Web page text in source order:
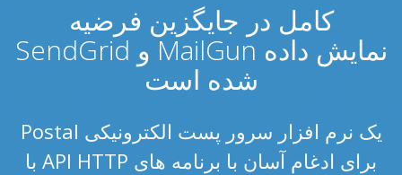
کامل در جایگزین فرضیه
SendGrid و MailGun نمایش داده
شده است
Postal یک نرم افزار سرور پست الکترونیکی
با API HTTP برای ادغام آسان با برنامه های